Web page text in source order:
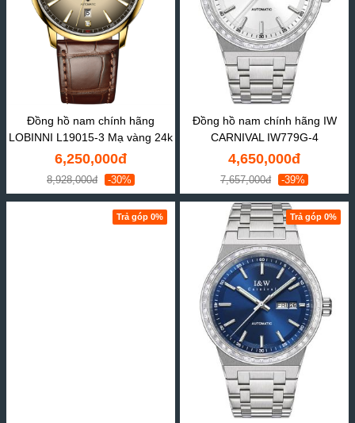
Đồng hồ nam chính hãng
LOBINNI L19015-3 Mạ vàng 24k
6,250,000đ
8,928,000đ -30%
Đồng hồ nam chính hãng IW
CARNIVAL IW779G-4
4,650,000đ
7,657,000đ -39%
Trả góp 0% Trả góp 0%